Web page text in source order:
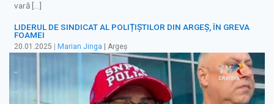
vară […]
LIDERUL DE SINDICAT AL POLIȚIȘTILOR DIN ARGEȘ, ÎN GREVA
FOAMEI
20.01.2025 | Marian Jinga | Argeș